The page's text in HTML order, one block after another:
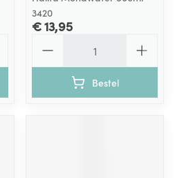
3420
€ 13,95
Bestel